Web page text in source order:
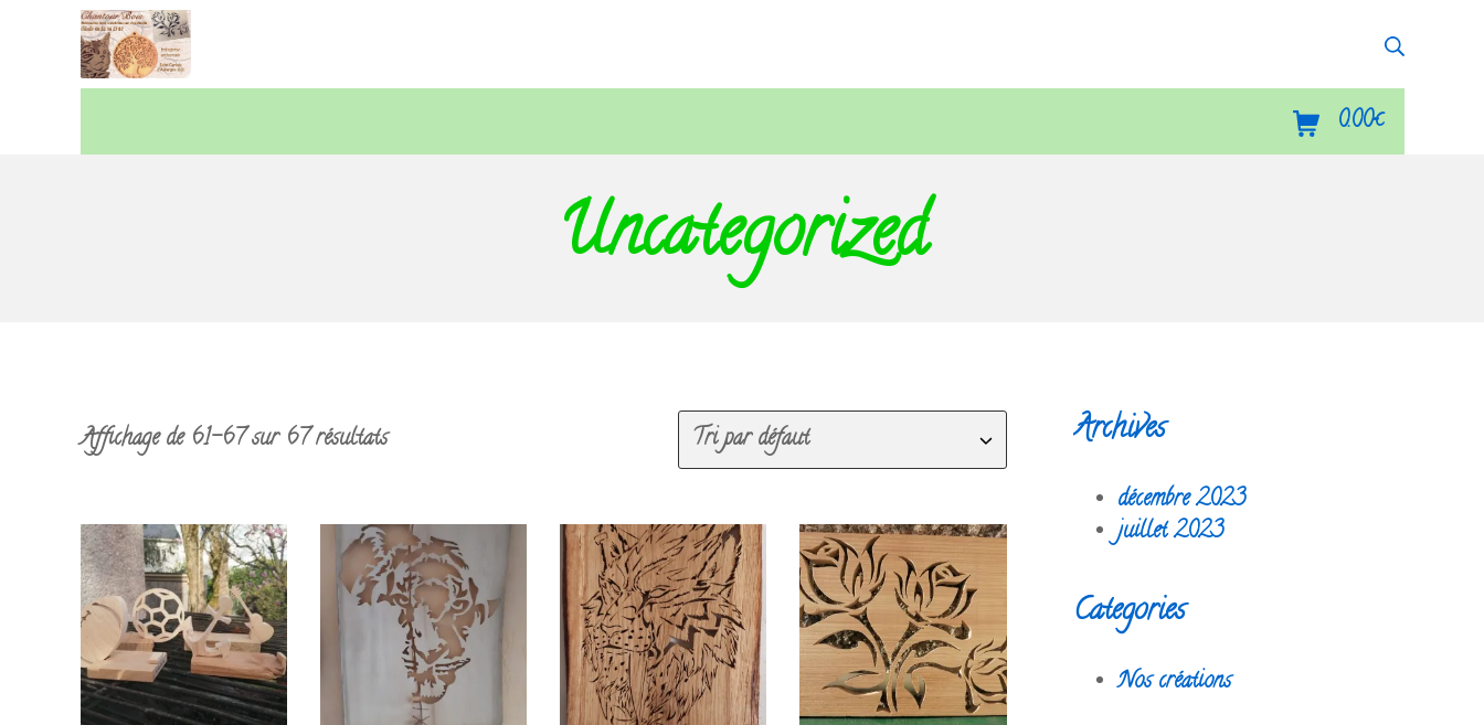
Chantourbois Panier d’achat
0.00€
Uncategorized
Affichage de 61–67 sur 67 résultats Archives
décembre 2023
juillet 2023
Categories
Nos créations